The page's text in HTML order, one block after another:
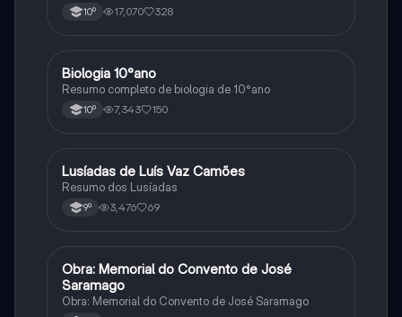
10º 17,070 328
Biologia
Biologia 10°ano
Resumo completo de biologia de 10°ano
10º 7,343 150
Português
Lusíadas de Luís Vaz Camões
Resumo dos Lusíadas
9º 3,476 69
Português
Obra: Memorial do Convento de José
Saramago
Obra: Memorial do Convento de José Saramago